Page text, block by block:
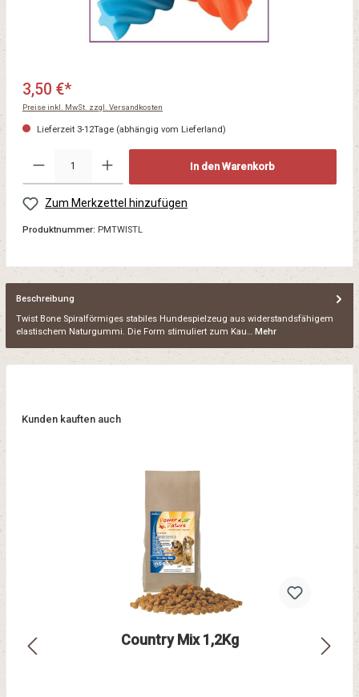
3,50 €*
Preise inkl. MwSt. zzgl. Versandkosten
Lieferzeit 3-12Tage (abhängig vom Lieferland)
In den Warenkorb
Zum Merkzettel hinzufügen
Produktnummer: PMTWISTL
Beschreibung
Twist Bone Spiralförmiges stabiles Hundespielzeug aus widerstandsfähigem
elastischem Naturgummi. Die Form stimuliert zum Kau… Mehr
Kunden kauften auch
Country Mix 1,2Kg